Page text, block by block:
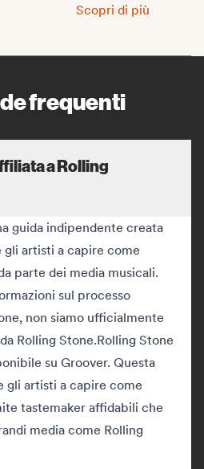
Entra nelle playlist di
Scopri di più
frequenti
a Rolling
guida indipendente creata
gli artisti a capire come
parte dei media musicali.
sul processo
non siamo ufficialmente
Rolling Stone.Rolling Stone
su Groover. Questa
gli artisti a capire come
tastemaker affidabili che
media come Rolling